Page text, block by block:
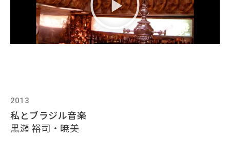
2013
私とブラジル音楽
黒瀬 裕司・暁美